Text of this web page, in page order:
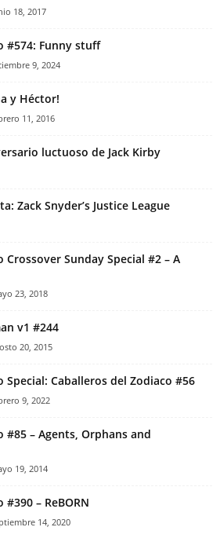
18, 2017
#574: Funny stuff
9, 2024
y Héctor!
11, 2016
luctuoso de Jack Kirby
Zack Snyder’s Justice League
Sunday Special #2 – A
23, 2018
v1 #244
20, 2015
Caballeros del Zodiaco #56
9, 2022
– Agents, Orphans and
19, 2014
– ReBORN
14, 2020